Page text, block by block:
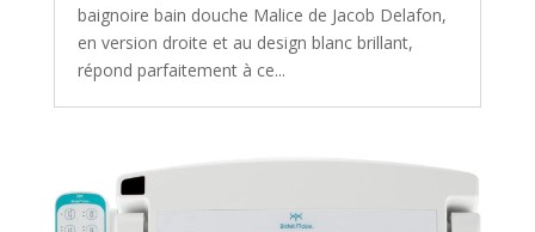
baignoire bain douche Malice de Jacob Delafon,
en version droite et au design blanc brillant,
répond parfaitement à ce...